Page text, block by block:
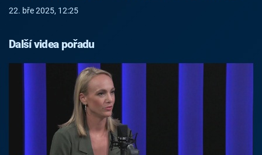
22. bře 2025, 12:25
Další videa pořadu